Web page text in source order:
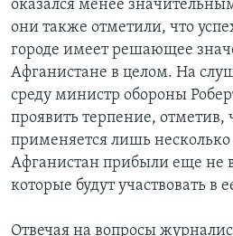
оказался менее
они также отметили, что
городе имеет решающее
Афганистане в целом. На
среду министр обороны
проявить терпение, отметив,
применяется лишь несколько
Афганистан прибыли еще не
которые будут участвовать в
Отвечая на вопросы